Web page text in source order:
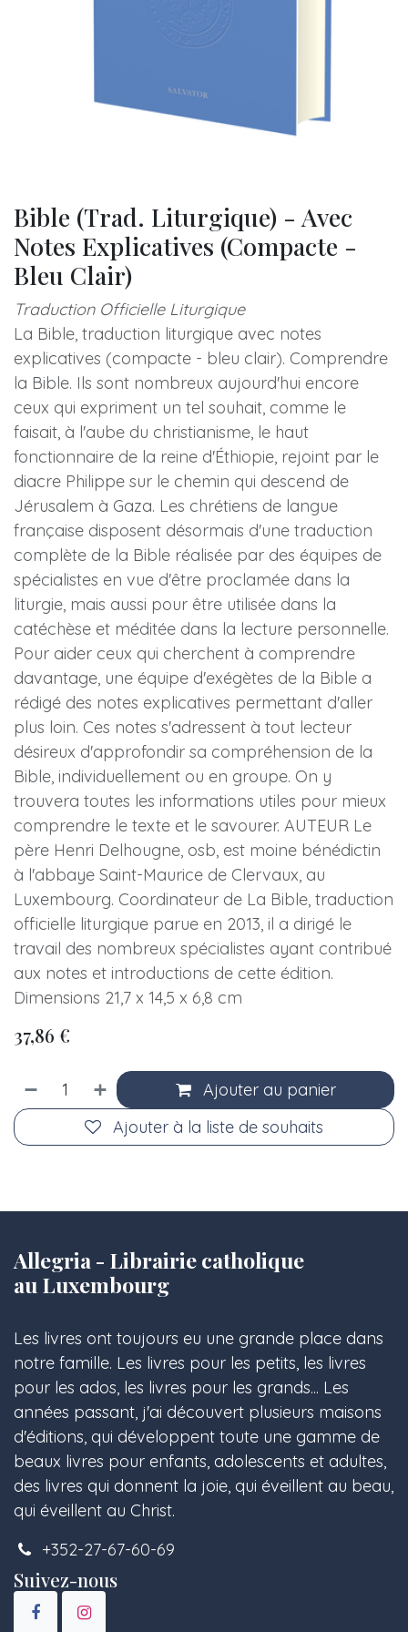
Bible (Trad. Liturgique) - Avec
Notes Explicatives (Compacte -
Bleu Clair)
Traduction Officielle Liturgique
La Bible, traduction liturgique avec notes
explicatives (compacte - bleu clair). Comprendre
la Bible. Ils sont nombreux aujourd'hui encore
ceux qui expriment un tel souhait, comme le
faisait, à l'aube du christianisme, le haut
fonctionnaire de la reine d'Éthiopie, rejoint par le
diacre Philippe sur le chemin qui descend de
Jérusalem à Gaza. Les chrétiens de langue
française disposent désormais d'une traduction
complète de la Bible réalisée par des équipes de
spécialistes en vue d'être proclamée dans la
liturgie, mais aussi pour être utilisée dans la
catéchèse et méditée dans la lecture personnelle.
Pour aider ceux qui cherchent à comprendre
davantage, une équipe d'exégètes de la Bible a
rédigé des notes explicatives permettant d'aller
plus loin. Ces notes s'adressent à tout lecteur
désireux d'approfondir sa compréhension de la
Bible, individuellement ou en groupe. On y
trouvera toutes les informations utiles pour mieux
comprendre le texte et le savourer. AUTEUR Le
père Henri Delhougne, osb, est moine bénédictin
à l'abbaye Saint-Maurice de Clervaux, au
Luxembourg. Coordinateur de La Bible, traduction
officielle liturgique parue en 2013, il a dirigé le
travail des nombreux spécialistes ayant contribué
aux notes et introductions de cette édition.
Dimensions 21,7 x 14,5 x 6,8 cm
37,86 €
Ajouter au panier
Ajouter à la liste de souhaits
Allegria - Librairie catholique
au Luxembourg
Les livres ont toujours eu une grande place dans
notre famille. Les livres pour les petits, les livres
pour les ados, les livres pour les grands... Les
années passant, j'ai découvert plusieurs maisons
d'éditions, qui développent toute une gamme de
beaux livres pour enfants, adolescents et adultes,
des livres qui donnent la joie, qui éveillent au beau,
qui éveillent au Christ.
+352-27-67-60-69
Suivez-nous